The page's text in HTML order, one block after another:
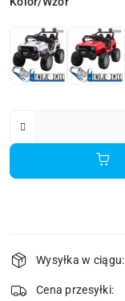
i
dostawa
Wysyłka w ciągu:
Cena przesyłki: